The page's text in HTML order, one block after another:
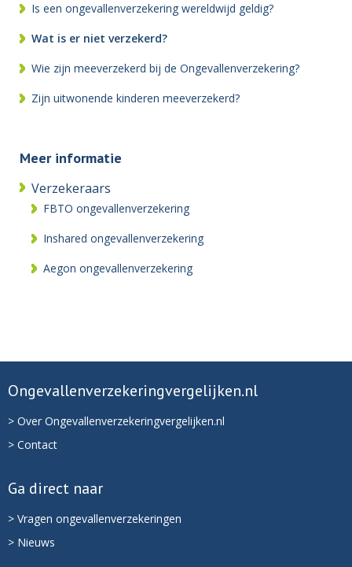
Is een ongevallenverzekering wereldwijd geldig?
Wat is er niet verzekerd?
Wie zijn meeverzekerd bij de Ongevallenverzekering?
Zijn uitwonende kinderen meeverzekerd?
Meer informatie
Verzekeraars
FBTO ongevallenverzekering
Inshared ongevallenverzekering
Aegon ongevallenverzekering
Ongevallenverzekeringvergelijken.nl
> Over Ongevallenverzekeringvergelijken.nl
> Contact
Ga direct naar
> Vragen ongevallenverzekeringen
> Nieuws